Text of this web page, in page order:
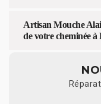
Artisan Mouche
de votre cheminée